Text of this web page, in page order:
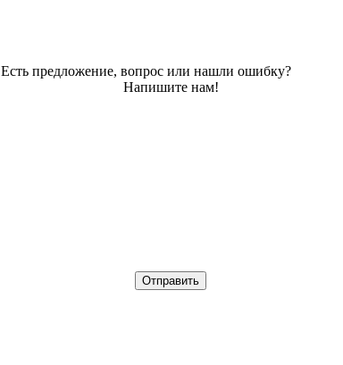
Есть предложение, вопрос или нашли ошибку?
Напишите нам!